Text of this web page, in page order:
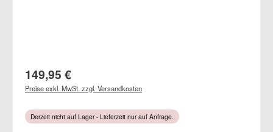
Regulärer Preis:
149,95 €
Preise exkl. MwSt. zzgl. Versandkosten
Derzeit nicht auf Lager - Lieferzeit nur auf Anfrage.